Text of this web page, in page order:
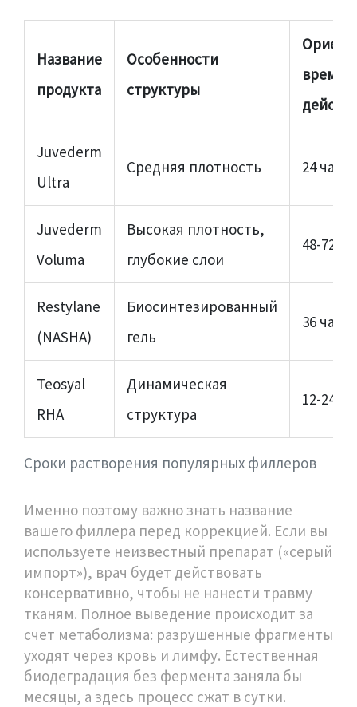
Сроки растворения популярных филлеров
Название
продукта
Особенности
структуры
время
Juvederm
Ultra
Средняя плотность 24 часа
Juvederm
Voluma
Высокая плотность,
глубокие слои
48-72
Restylane
(NASHA)
Биосинтезированный
гель
36 часов
Teosyal
RHA
Динамическая
структура
12-24
Именно поэтому важно знать название
вашего филлера перед коррекцией. Если вы
используете неизвестный препарат («серый
импорт»), врач будет действовать
консервативно, чтобы не нанести травму
тканям. Полное выведение происходит за
счет метаболизма: разрушенные фрагменты
уходят через кровь и лимфу. Естественная
биодеградация без фермента заняла бы
месяцы, а здесь процесс сжат в сутки.